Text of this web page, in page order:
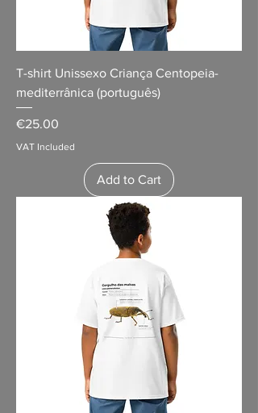
T-shirt Unissexo Criança Centopeia-
mediterrânica (português)
Price
€25.00
VAT Included
Add to Cart